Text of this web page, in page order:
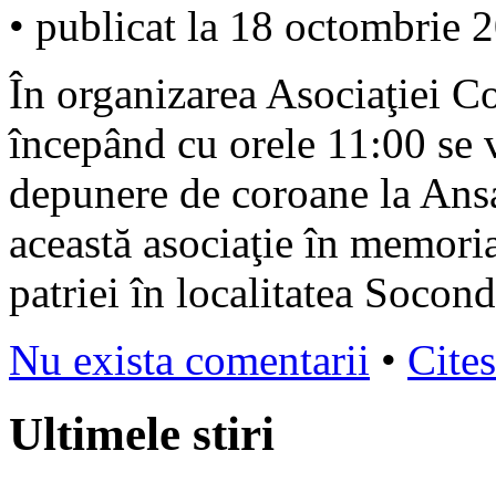
• publicat la 18 octombrie
În organizarea Asociaţiei
începând cu orele 11:00 se
depunere de coroane la
această asociaţie în
patriei în localitatea
Nu exista comentarii •
Ultimele stiri